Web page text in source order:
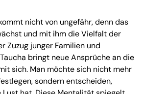
nicht von ungefähr, denn das
und mit ihm die Vielfalt der
Zuzug junger Familien und
bringt neue Ansprüche an die
sich. Man möchte sich nicht mehr
sondern entscheiden,